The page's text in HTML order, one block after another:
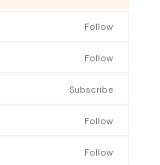
Follow
Follow
Subscribe
Follow
Follow